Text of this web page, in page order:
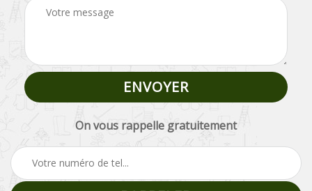
On vous rappelle gratuitement